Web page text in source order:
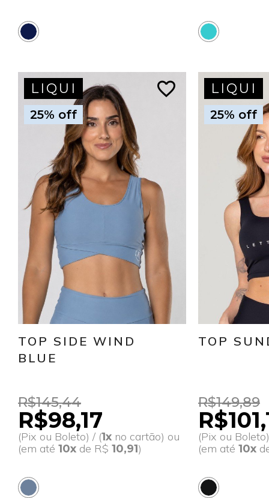
LIQUI
25% off
favorite_border
TOP SIDE WIND
BLUE
R$145,44
R$98,17
(Pix ou Boleto) / (1x no cartão) ou
(em até 10x de R$ 10,91)
LIQUI
25% off
TOP
R$149,89
(Pix ou
(em até 10x